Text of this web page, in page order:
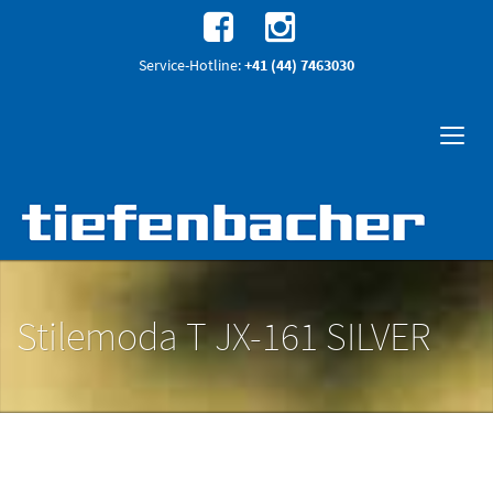
Service-Hotline:+41 (44) 7463030
Stilemoda T JX-161 SILVER